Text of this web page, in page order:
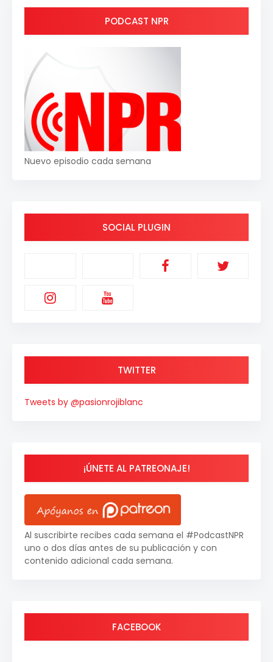
PODCAST NPR
Nuevo episodio cada semana
SOCIAL PLUGIN
TWITTER
Tweets by @pasionrojiblanc
¡ÚNETE AL PATREONAJE!
Al suscribirte recibes cada semana el #PodcastNPR
uno o dos días antes de su publicación y con
contenido adicional cada semana.
FACEBOOK